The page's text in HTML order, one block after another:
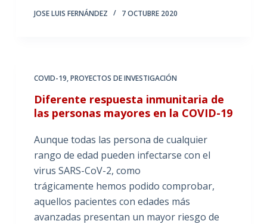
JOSE LUIS FERNÁNDEZ 7 OCTUBRE 2020
COVID-19,PROYECTOS DE INVESTIGACIÓN
Diferente respuesta inmunitaria de
las personas mayores en la COVID-19
Aunque todas las persona de cualquier
rango de edad pueden infectarse con el
virus SARS-CoV-2, como
trágicamente hemos podido comprobar,
aquellos pacientes con edades más
avanzadas presentan un mayor riesgo de